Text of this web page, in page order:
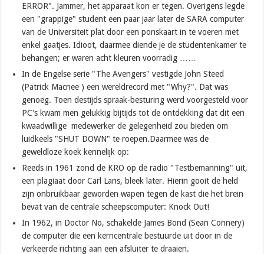
ERROR". Jammer, het apparaat kon er tegen. Overigens legde
een "grappige" student een paar jaar later de SARA computer
van de Universiteit plat door een ponskaart in te voeren met
enkel gaatjes. Idioot, daarmee diende je de studentenkamer te
behangen; er waren acht kleuren voorradig ……
In de Engelse serie "The Avengers" vestigde John Steed
(Patrick Macnee ) een wereldrecord met "Why?". Dat was
genoeg. Toen destijds spraak-besturing werd voorgesteld voor
PC's kwam men gelukkig bijtijds tot de ontdekking dat dit een
kwaadwillige medewerker de gelegenheid zou bieden om
luidkeels "SHUT DOWN" te roepen.Daarmee was de
geweldloze koek kennelijk op:
Reeds in 1961 zond de KRO op de radio "Testbemanning" uit,
een plagiaat door Carl Lans, bleek later. Hierin gooit de held
zijn onbruikbaar geworden wapen tegen de kast die het brein
bevat van de centrale scheepscomputer: Knock Out!
In 1962, in Doctor No, schakelde James Bond (Sean Connery)
de computer die een kerncentrale bestuurde uit door in de
verkeerde richting aan een afsluiter te draaien.